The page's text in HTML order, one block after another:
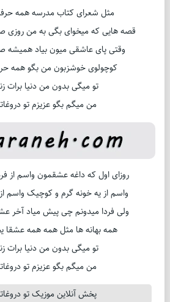
مثل شعرای کتاب مدرسه همه
قصه هایی که میخوای بگی به من روزی صد
وقتی پای عاشقی میون بیاد
کوچولوی خوشزبون من بگو همه
تو میگی بدون من دنیا برات
من میگم بگو عزیزم تو
روزای اول که داغه عشقمون واسم از
واسم از یه خونه گرم و کوچیک واسم
ولی فردا میدونم چی پیش میاد آخر
همه بهانه ها مثل همه همه عشقا
تو میگی بدون من دنیا برات
من میگم بگو عزیزم تو
پخش آنلاین موزیک تو